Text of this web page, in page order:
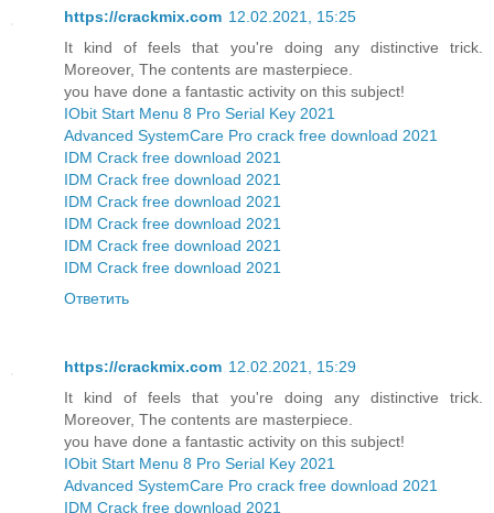
https://crackmix.com 12.02.2021, 15:25
It kind of feels that you're doing any distinctive trick.
Moreover, The contents are masterpiece.
you have done a fantastic activity on this subject!
IObit Start Menu 8 Pro Serial Key 2021
Advanced SystemCare Pro crack free download 2021
IDM Crack free download 2021
IDM Crack free download 2021
IDM Crack free download 2021
IDM Crack free download 2021
IDM Crack free download 2021
IDM Crack free download 2021
Ответить
https://crackmix.com 12.02.2021, 15:29
It kind of feels that you're doing any distinctive trick.
Moreover, The contents are masterpiece.
you have done a fantastic activity on this subject!
IObit Start Menu 8 Pro Serial Key 2021
Advanced SystemCare Pro crack free download 2021
IDM Crack free download 2021